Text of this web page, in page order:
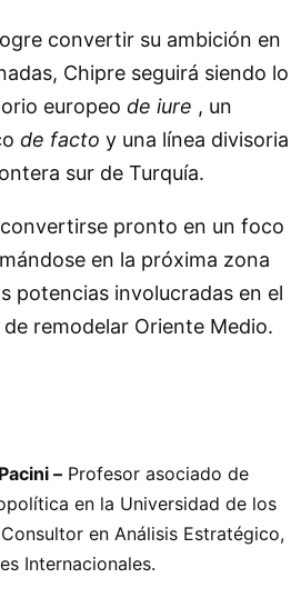
convertir su ambición en
Chipre seguirá siendo lo
europeo de iure , un
de facto y una línea divisoria
sur de Turquía.
pronto en un foco
en la próxima zona
potencias involucradas en el
remodelar Oriente Medio.
– Profesor asociado de
en la Universidad de los
en Análisis Estratégico,
Internacionales.